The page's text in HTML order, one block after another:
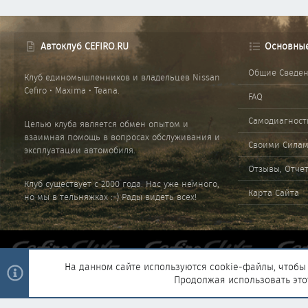
Автоклуб CEFIRO.RU
Клуб единомышленников и владельцев Nissan
Cefiro • Maxima • Teana.
Целью клуба является обмен опытом и
взаимная помощь в вопросах обслуживания и
эксплуатации автомобиля.
Клуб существует с 2000 года. Нас уже немного,
но мы в тельняжках :-) Рады видеть всех!
Общие
FAQ
Своими
Отзывы,
Карта Сайта
Community platform by XenForo © 2010-2025 XenForo Ltd. |Style and
На данном сайте используются cookie-файлы, чтобы
Продолжая использовать